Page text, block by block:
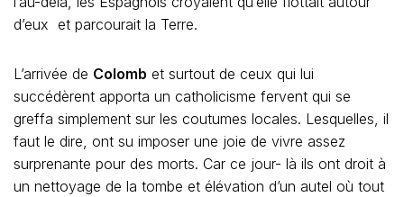
d’eux et parcourait la Terre.
L’arrivée de Colomb et surtout de ceux qui lui
succédèrent apporta un catholicisme fervent qui se
greffa simplement sur les coutumes locales. Lesquelles, il
faut le dire, ont su imposer une joie de vivre assez
surprenante pour des morts. Car ce jour- là ils ont droit à
un nettoyage de la tombe et élévation d’un autel où tout